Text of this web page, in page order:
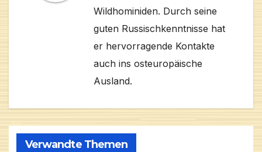
Wildhominiden. Durch seine
guten Russischkenntnisse hat
er hervorragende Kontakte
auch ins osteuropäische
Ausland.
Verwandte Themen